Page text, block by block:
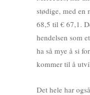
stødige, med en
68,5 til € 67,1.
hendelsen som
ha så mye å si
kommer til å
Det hele har